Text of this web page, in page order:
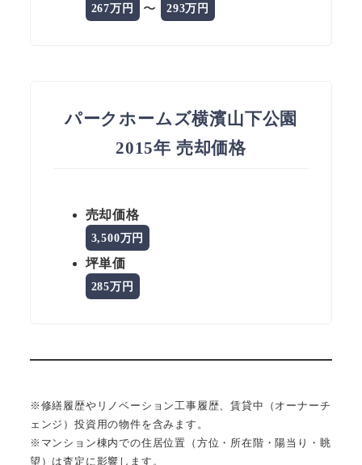
267万円 〜 293万円
パークホームズ横濱山下公園
2015年 売却価格
売却価格
3,500万円
坪単価
285万円
※修繕履歴やリノベーション工事履歴、賃貸中（オーナーチ
ェンジ）投資用の物件を含みます。
※マンション棟内での住居位置（方位・所在階・陽当り・眺
望）は査定に影響します。